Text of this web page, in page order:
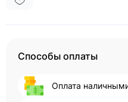
Способы оплаты
Оплата